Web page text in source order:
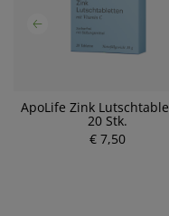
ApoLife Zink
20 Stk.
€ 7,50